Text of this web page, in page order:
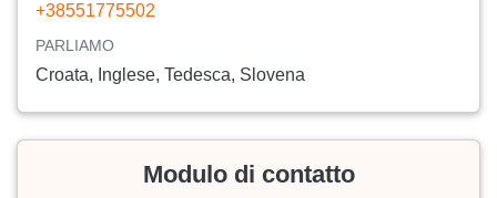
+38551775502
PARLIAMO
Croata, Inglese, Tedesca, Slovena
Modulo di contatto